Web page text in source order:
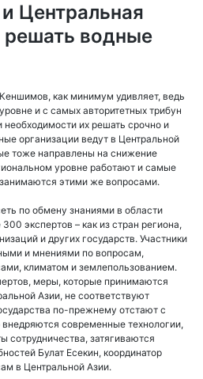
Центральная
водные
как минимум удивляет, ведь
и с самых авторитетных трибун
необходимости их решать срочно и
организации ведут в Центральной
тоже направлены на снижение
уровне работают и самые
этими же вопросами.
по обмену знаниями в области
экспертов – как из стран региона,
и других государств. Участники
и мнениями по вопросам,
климатом и землепользованием.
меры, которые принимаются
Азии, не соответствуют
по-прежнему отстают с
современные технологии,
сотрудничества, затягиваются
Булат Есекин, координатор
в Центральной Азии.